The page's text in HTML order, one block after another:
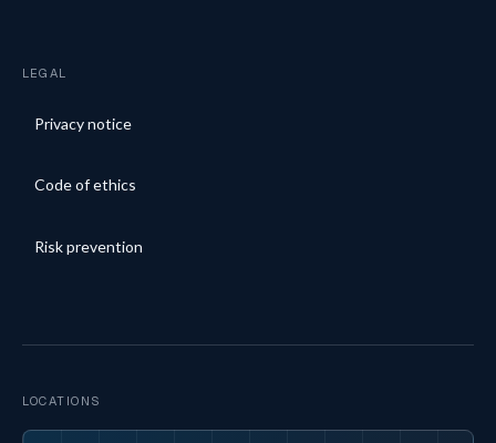
LEGAL
Privacy notice
Code of ethics
Risk prevention
LOCATIONS